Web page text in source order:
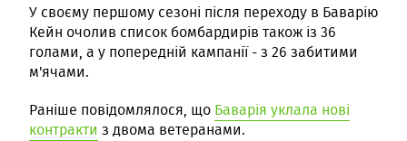
У своєму першому сезоні після переходу в Баварію
Кейн очолив список бомбардирів також із 36
голами, а у попередній кампанії - з 26 забитими
м'ячами.
Раніше повідомлялося, що Баварія уклала нові
контракти з двома ветеранами.